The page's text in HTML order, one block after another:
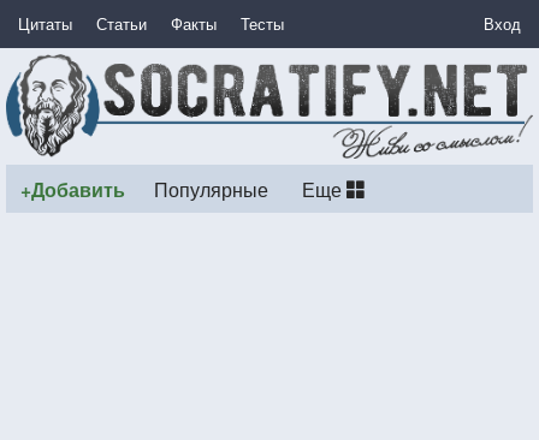
Цитаты Статьи Факты Тесты Вход
+Добавить Популярные Еще